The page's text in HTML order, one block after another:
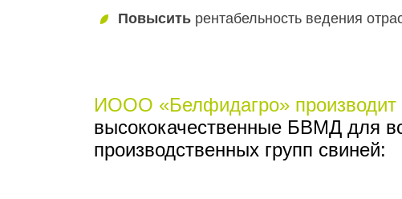
Повысить рентабельность ведения
ИООО «Белфидагро» производит
высококачественные БВМД для
производственных групп свиней: